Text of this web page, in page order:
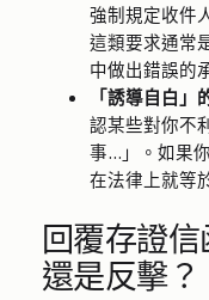
強制規定收件
這類要求通常
中做出錯誤的
「誘導自白」
認某些對你不
事…」。如果
在法律上就等
回覆存證
還是反擊？